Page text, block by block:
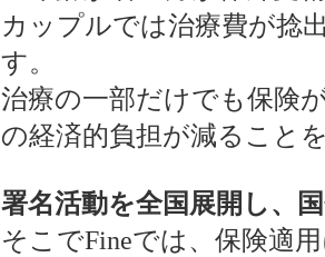
カップルでは治療費が捻
す。
治療の一部だけでも保険
の経済的負担が減ること
署名活動を全国展開し、
そこでFineでは、保険適